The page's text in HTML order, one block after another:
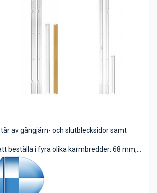
av gångjärn- och slutblecksidor samt
beställa i fyra olika karmbredder: 68 mm,
145 mm.
i obehandlad furu eller vitmålat, karm av